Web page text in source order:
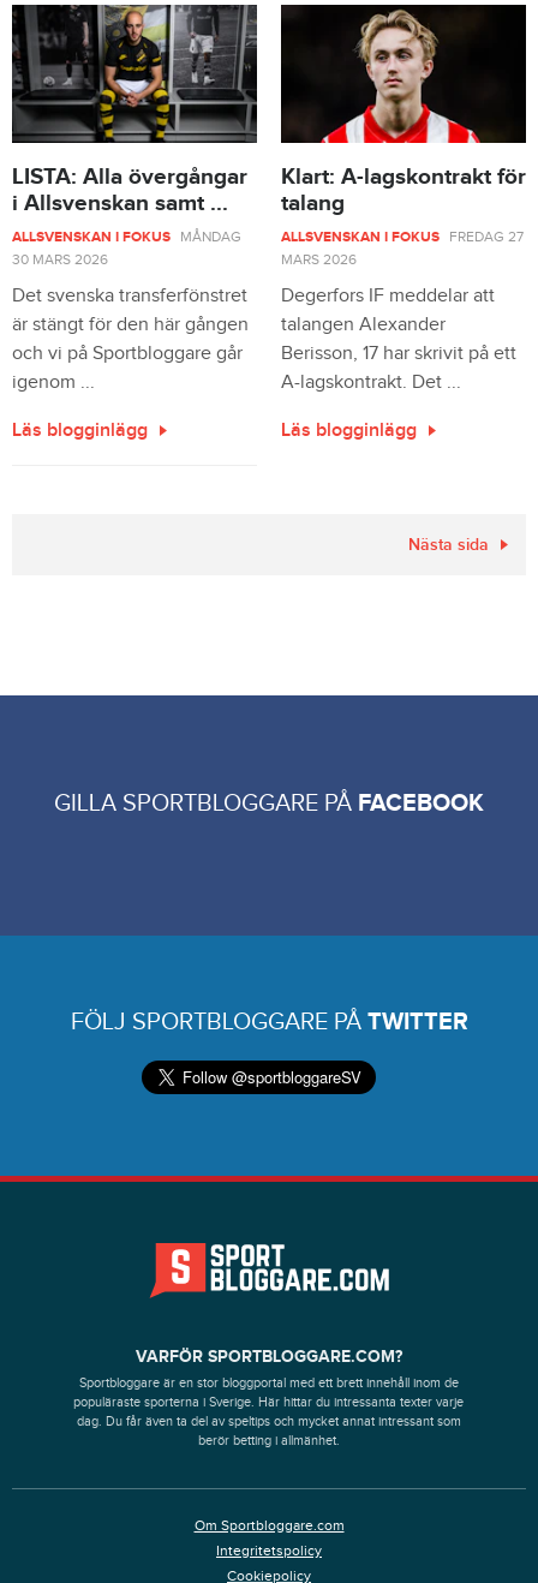
LISTA: Alla övergångar
i Allsvenskan samt ...
ALLSVENSKAN I FOKUS
MÅNDAG
30 MARS 2026
Det svenska transferfönstret
är stängt för den här gången
och vi på Sportbloggare går
igenom ...
Läs blogginlägg
Klart: A-lagskontrakt för
talang
ALLSVENSKAN I FOKUS
FREDAG 27
MARS 2026
Degerfors IF meddelar att
talangen Alexander
Berisson, 17 har skrivit på ett
A-lagskontrakt. Det ...
Läs blogginlägg
Nästa sida
GILLA SPORTBLOGGARE PÅ FACEBOOK
FÖLJ SPORTBLOGGARE PÅ TWITTER
VARFÖR SPORTBLOGGARE.COM?
Sportbloggare är en stor bloggportal med ett brett innehåll inom de
populäraste sporterna i Sverige. Här hittar du intressanta texter varje
dag. Du får även ta del av speltips och mycket annat intressant som
berör betting i allmänhet.
Om Sportbloggare.com
Integritetspolicy
Cookiepolicy